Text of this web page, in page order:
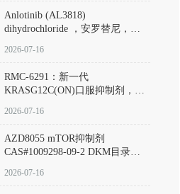
Anlotinib (AL3818)
dihydrochloride ，安罗替尼，
Hydrochloride实验方法步骤SOP
2026-07-16
RMC-6291：新一代
KRASG12C(ON)口服抑制剂，
(Elironrasib)CAS#2641998-63-0
2026-07-16
AZD8055 mTOR抑制剂
CAS#1009298-09-2 DKM目录号
激酶抑制剂的深度剖析
2026-07-16